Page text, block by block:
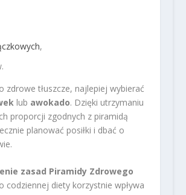
,
zdrowe tłuszcze, najlepiej wybierać
lub awokado. Dzięki utrzymaniu
proporcji zgodnych z piramidą
planować posiłki i dbać o
zasad Piramidy Zdrowego
codziennej diety korzystnie wpływa